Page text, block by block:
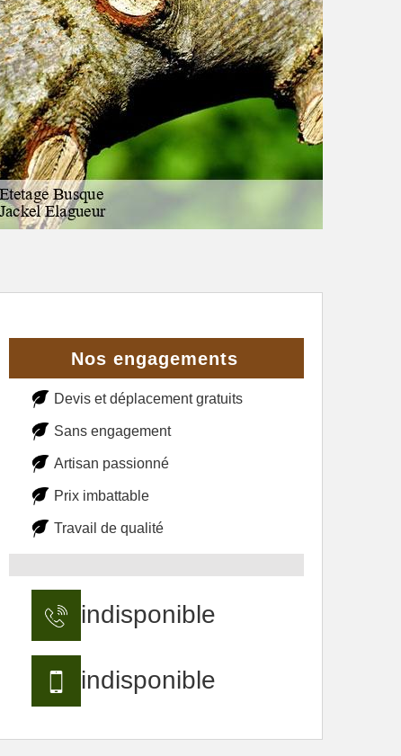
Nos engagements
Devis et déplacement gratuits
Sans engagement
Artisan passionné
Prix imbattable
Travail de qualité
indisponible
indisponible